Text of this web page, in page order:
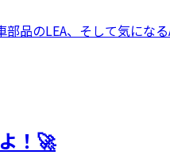
品のLEA、そして気にな
！🚀